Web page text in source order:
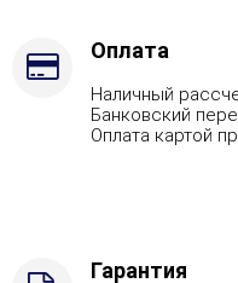
AISI
Оплата
Наличный
Банковский
Оплата картой
Гарантия